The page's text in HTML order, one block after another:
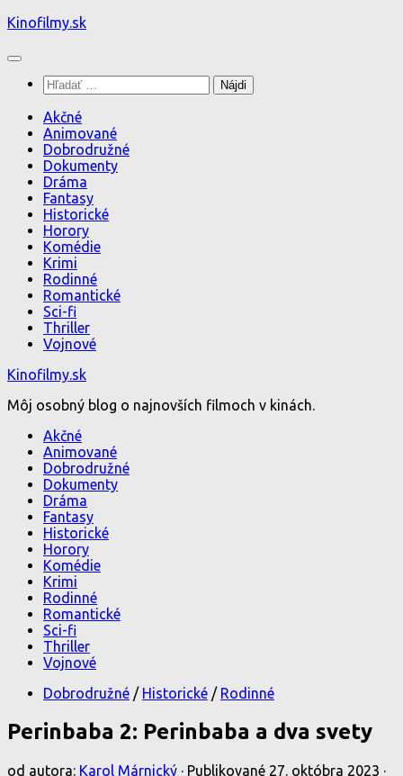
Preskočiť
obsah
Kinofilmy.sk
Hľadať:
Akčné
Animované
Dobrodružné
Dokumenty
Dráma
Fantasy
Historické
Horory
Komédie
Krimi
Rodinné
Romantické
Sci-fi
Thriller
Vojnové
Kinofilmy.sk
Môj osobný blog o najnovších filmoch v kinách.
Akčné
Animované
Dobrodružné
Dokumenty
Dráma
Fantasy
Historické
Horory
Komédie
Krimi
Rodinné
Romantické
Sci-fi
Thriller
Vojnové
Dobrodružné / Historické / Rodinné
Perinbaba 2: Perinbaba a dva svety
od autora: Karol Márnický · Publikované 27. októbra 2023 ·